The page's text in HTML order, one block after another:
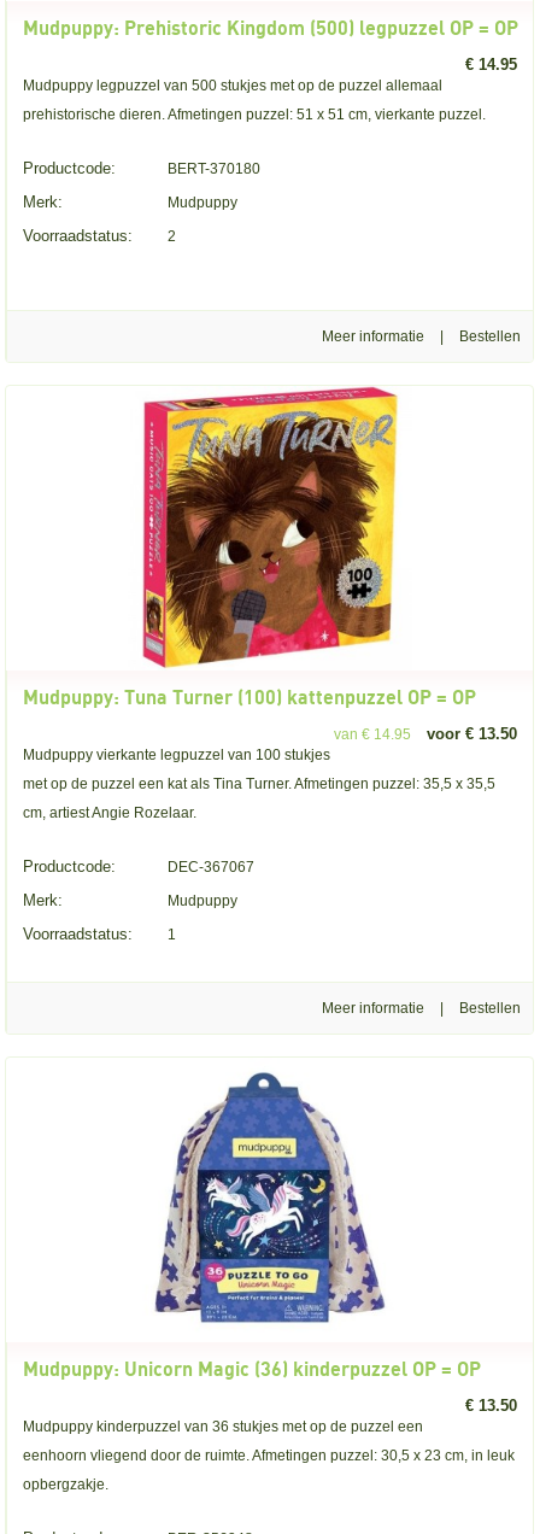
Mudpuppy: Prehistoric Kingdom (500) legpuzzel OP = OP
€ 14.95
Mudpuppy legpuzzel van 500 stukjes met op de puzzel allemaal
prehistorische dieren. Afmetingen puzzel: 51 x 51 cm, vierkante puzzel.
Productcode: BERT-370180
Merk: Mudpuppy
Voorraadstatus: 2
Meer informatie
Mudpuppy: Tuna Turner (100) kattenpuzzel OP = OP
voor € 13.50
van € 14.95
Mudpuppy vierkante legpuzzel van 100 stukjes
met op de puzzel een kat als Tina Turner. Afmetingen puzzel: 35,5 x 35,5
cm, artiest Angie Rozelaar.
Productcode: DEC-367067
Merk: Mudpuppy
Voorraadstatus: 1
Meer informatie
Mudpuppy: Unicorn Magic (36) kinderpuzzel OP = OP
€ 13.50
Mudpuppy kinderpuzzel van 36 stukjes met op de puzzel een
eenhoorn vliegend door de ruimte. Afmetingen puzzel: 30,5 x 23 cm, in leuk
opbergzakje.